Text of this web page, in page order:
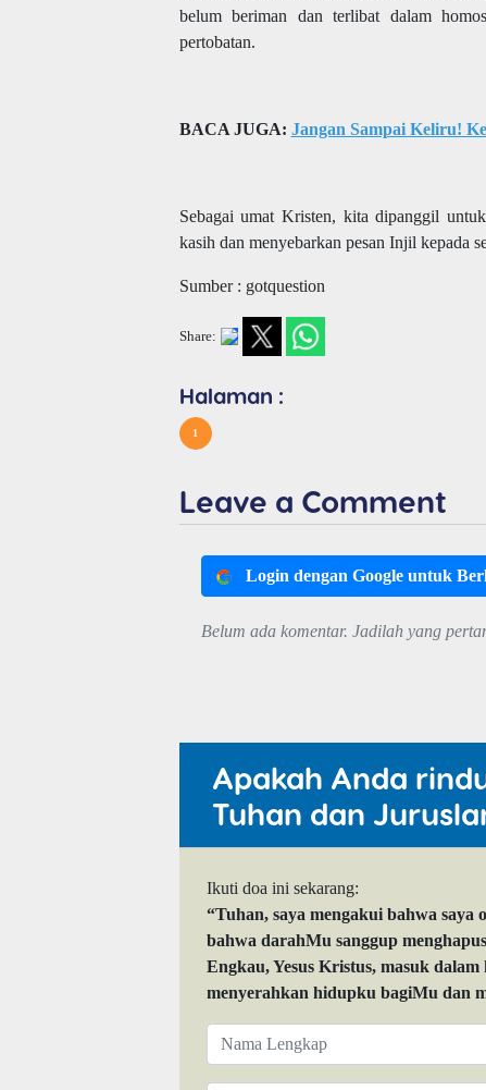
belum beriman dan terlibat dalam
pertobatan.
BACA JUGA: Jangan Sampai Keliru!
Sebagai umat Kristen, kita dipanggil
kasih dan menyebarkan pesan Injil kepada
Sumber : gotquestion
Share:
Halaman :
1
Leave a Comment
Login dengan Google untuk
Belum ada komentar. Jadilah yang
Apakah Anda
Tuhan dan
Ikuti doa ini sekarang:
“Tuhan, saya mengakui bahwa saya
bahwa darahMu sanggup
Engkau, Yesus Kristus, masuk
menyerahkan hidupku bagiMu dan